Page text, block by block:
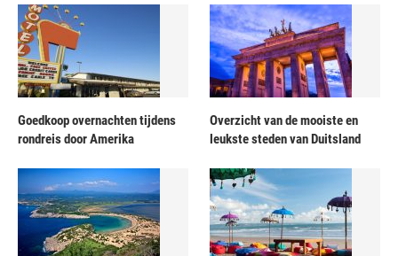
Goedkoop overnachten tijdens
rondreis door Amerika
Overzicht van de mooiste en
leukste steden van Duitsland